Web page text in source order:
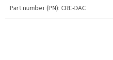
Part number (PN): CRE-DAC